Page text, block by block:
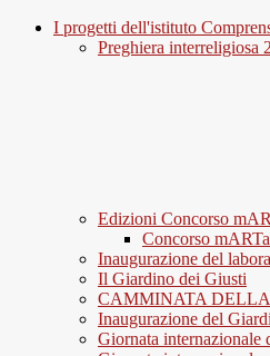
I progetti dell'istituto
Preghiera interreligiosa
Edizioni Concorso
Concorso
Inaugurazione del
Il Giardino dei Giusti
CAMMINATA
Inaugurazione del
Giornata internazionale